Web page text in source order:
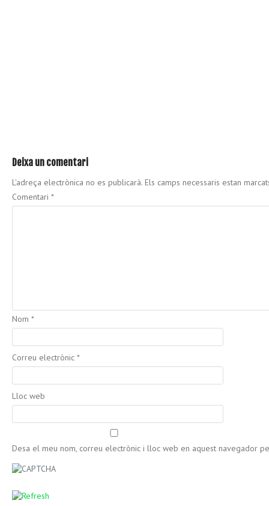
Deixa un comentari
L'adreça electrònica no es publicarà. Els camps necessaris estan
Comentari *
Nom *
Correu electrònic *
Lloc web
Desa el meu nom, correu electrònic i lloc web en aquest navegador